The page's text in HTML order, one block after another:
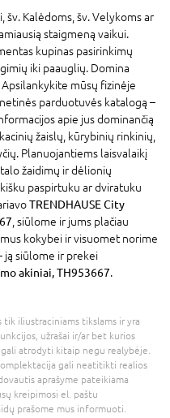
šv. Kalėdoms, šv. Velykoms ar
staigmeną vaikui.
kupinas pasirinkimų
iki paauglių. Domina
Apsilankykite mūsų fizinėje
parduotuvės katalogą –
apie jus dominančią
žaislų, kūrybinių rinkinių,
Planuojantiems laisvalaikį
žaidimų ir dėlionių
paspirtuku ar dviratuku
TRENDHAUSE City
, siūlome ir jums plačiau
kokybei ir visuomet norime
ją siūlome ir prekei
akiniai, TH953667.
iliustraciniams tikslams ir yra
užrašai ir/ar bet kurios
atrodyti kitaip negu realybėje.
gali neatitikti realios
aprašyme pateikiama
kreipimosi el. paštu
prašome mus informuoti.